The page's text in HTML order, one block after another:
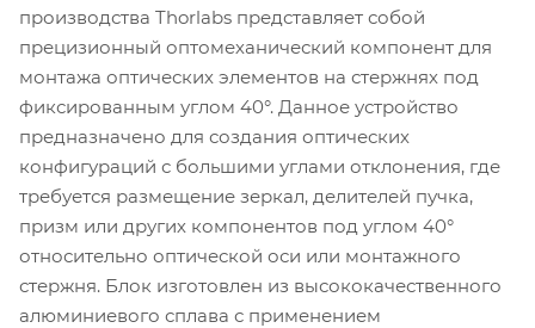
производства Thorlabs представляет собой
прецизионный оптомеханический компонент для
монтажа оптических элементов на стержнях под
фиксированным углом 40°. Данное устройство
предназначено для создания оптических
конфигураций с большими углами отклонения, где
требуется размещение зеркал, делителей пучка,
призм или других компонентов под углом 40°
относительно оптической оси или монтажного
стержня. Блок изготовлен из высококачественного
алюминиевого сплава с применением